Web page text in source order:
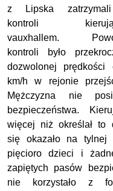
z Lipska
kontroli
vauxhallem.
kontroli było
dozwolonej
km/h w rejonie
Mężczyzna nie
bezpieczeństwa.
więcej niż określał to
się okazało na tylnej
pięcioro dzieci i
zapiętych pasów
nie korzystało z